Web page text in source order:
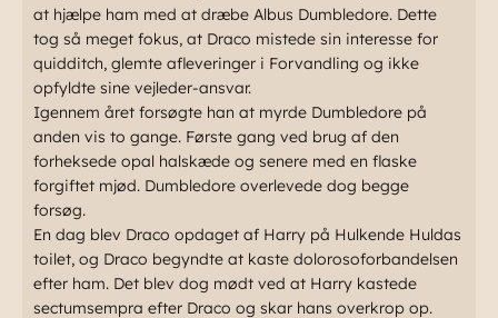
at hjælpe ham med at dræbe Albus Dumbledore. Dette
tog så meget fokus, at Draco mistede sin interesse for
quidditch, glemte afleveringer i Forvandling og ikke
opfyldte sine vejleder-ansvar.
Igennem året forsøgte han at myrde Dumbledore på
anden vis to gange. Første gang ved brug af den
forheksede opal halskæde og senere med en flaske
forgiftet mjød. Dumbledore overlevede dog begge
forsøg.
En dag blev Draco opdaget af Harry på Hulkende Huldas
toilet, og Draco begyndte at kaste dolorosoforbandelsen
efter ham. Det blev dog mødt ved at Harry kastede
sectumsempra efter Draco og skar hans overkrop op.